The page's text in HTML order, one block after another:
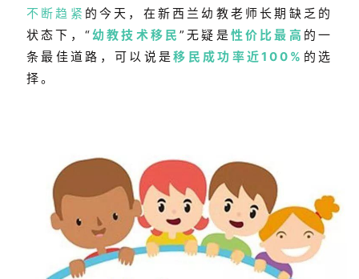
不断趋紧 的今天，在新西兰幼教老师长期缺乏的
状态下，“幼教技术移民”无疑是性价比最高 的一
条最佳道路，可以说是移民成功率近100% 的选
择。